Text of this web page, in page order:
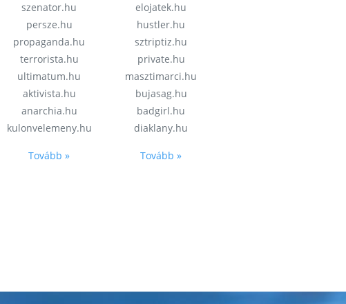
szenator.hu
persze.hu
propaganda.hu
terrorista.hu
ultimatum.hu
aktivista.hu
anarchia.hu
kulonvelemeny.hu
Tovább »
elojatek.hu
hustler.hu
sztriptiz.hu
private.hu
masztimarci.hu
bujasag.hu
badgirl.hu
diaklany.hu
Tovább »